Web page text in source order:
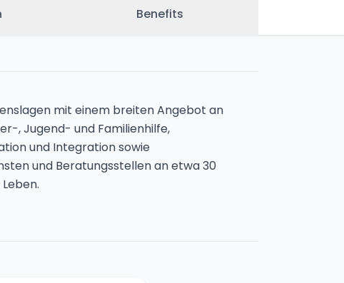
Benefits
mit einem breiten Angebot an
, Jugend- und Familienhilfe,
und Integration sowie
und Beratungsstellen an etwa 30